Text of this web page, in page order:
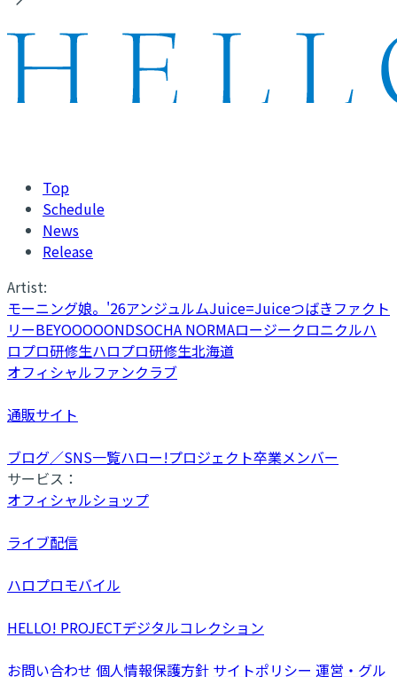
Top
Schedule
News
Release
Artist:
モーニング娘。'26アンジュルムJuice=Juiceつばきファクト
リーBEYOOOOONDSOCHA NORMAロージークロニクルハ
ロプロ研修生ハロプロ研修生北海道
オフィシャルファンクラブ
通販サイト
ブログ／SNS一覧ハロー!プロジェクト卒業メンバー
サービス：
オフィシャルショップ
ライブ配信
ハロプロモバイル
HELLO! PROJECTデジタルコレクション
お問い合わせ 個人情報保護方針 サイトポリシー 運営・グル